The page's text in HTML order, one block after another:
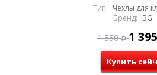
Тип: Чехлы для
Бренд: BG
1 550 Р 1 395
Купить